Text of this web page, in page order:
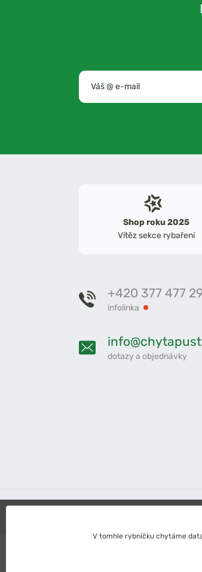
Shop roku 2025
Vítěz sekce rybaření
+420 377 477
infolinka
dotazy a objednávky
V tomhle rybníčku chytáme